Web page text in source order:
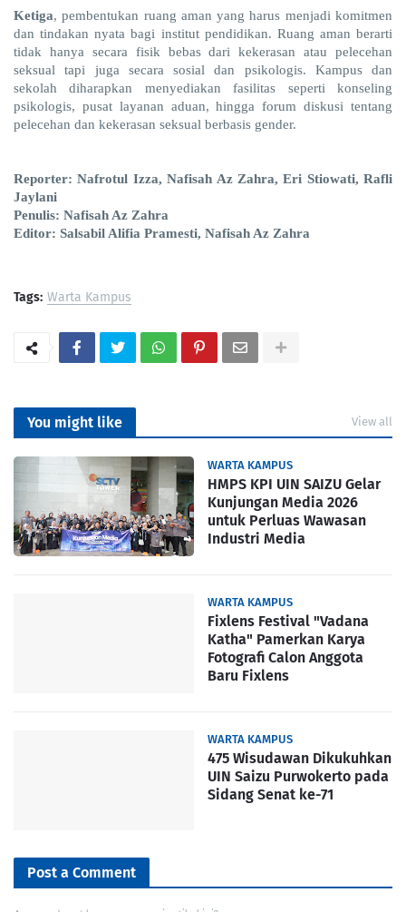
Ketiga, pembentukan ruang aman yang harus menjadi komitmen
dan tindakan nyata bagi institut pendidikan. Ruang aman berarti
tidak hanya secara fisik bebas dari kekerasan atau pelecehan
seksual tapi juga secara sosial dan psikologis. Kampus dan
sekolah diharapkan menyediakan fasilitas seperti konseling
psikologis, pusat layanan aduan, hingga forum diskusi tentang
pelecehan dan kekerasan seksual berbasis gender.
Reporter: Nafrotul Izza, Nafisah Az Zahra, Eri Stiowati, Rafli
Jaylani
Penulis: Nafisah Az Zahra
Editor: Salsabil Alifia Pramesti, Nafisah Az Zahra
Tags: Warta Kampus
You might like View all
WARTA KAMPUS
HMPS KPI UIN SAIZU Gelar
Kunjungan Media 2026
untuk Perluas Wawasan
Industri Media
WARTA KAMPUS
Fixlens Festival "Vadana
Katha" Pamerkan Karya
Fotografi Calon Anggota
Baru Fixlens
WARTA KAMPUS
475 Wisudawan Dikukuhkan
UIN Saizu Purwokerto pada
Sidang Senat ke-71
Post a Comment